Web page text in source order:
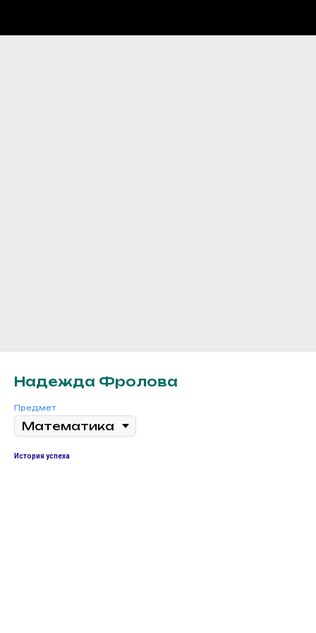
Надежда Фролова
Предмет
История успеха